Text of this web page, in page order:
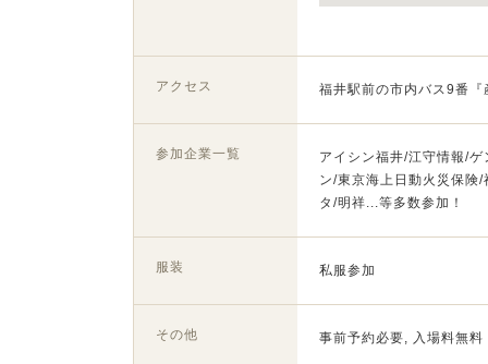
アクセス 福井駅前の市内バス9番
参加企業一覧
アイシン福井/江守情報/
ン/東京海上日動火災保険
タ/明祥...等多数参加！
服装 私服参加
その他 事前予約必要, 入場料無料